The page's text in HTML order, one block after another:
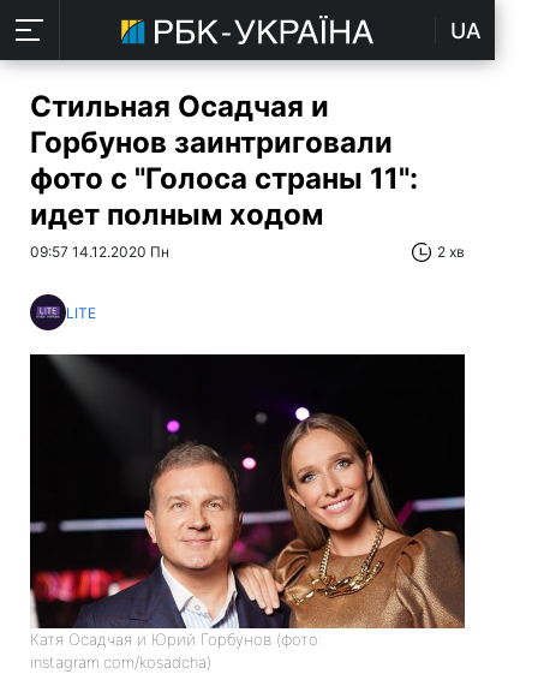
UA
Стильная Осадчая и
Горбунов заинтриговали
фото с "Голоса страны 11":
идет полным ходом
09:57 14.12.2020 Пн 2 хв
LITE
Катя Осадчая и Юрий Горбунов (фото:
instagram.com/kosadcha)